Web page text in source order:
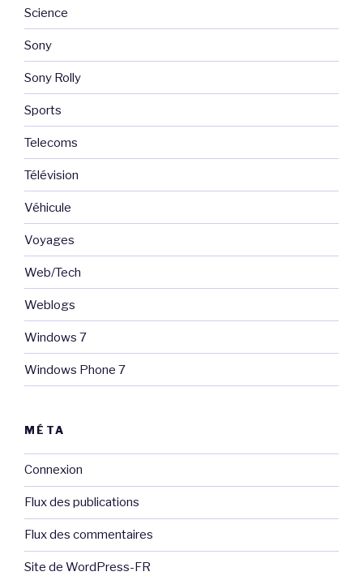
Science
Sony
Sony Rolly
Sports
Telecoms
Télévision
Véhicule
Voyages
Web/Tech
Weblogs
Windows 7
Windows Phone 7
MÉTA
Connexion
Flux des publications
Flux des commentaires
Site de WordPress-FR